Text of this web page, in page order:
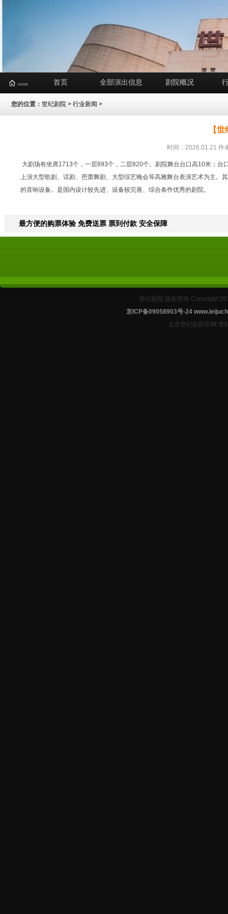
首页 全部演出信息 剧院概况
您的位置： 世纪剧院 > 行业新闻 >
【
时间：2026.01.21 作
大剧场有坐席1713个，一层893个，二层820个。剧院舞台台口高10米；台
上演大型歌剧、话剧、芭蕾舞剧、大型综艺晚会等高雅舞台表演艺术为主。
的音响设备。是国内设计较先进、设备较完善、综合条件优秀的剧院。
最方便的购票体验 免费送票 票到付款 安全保障
世纪剧院 版权所有 Copyright
京ICP备09058903号-24
北京世纪剧院官网 世